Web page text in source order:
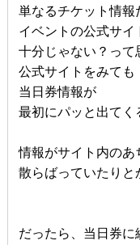
単なるチケット情報
イベントの公式サイ
十分じゃない？って
公式サイトをみても
当日券情報が
最初にパッと出てく
情報がサイト内のあ
散らばっていたりと
だったら、当日券